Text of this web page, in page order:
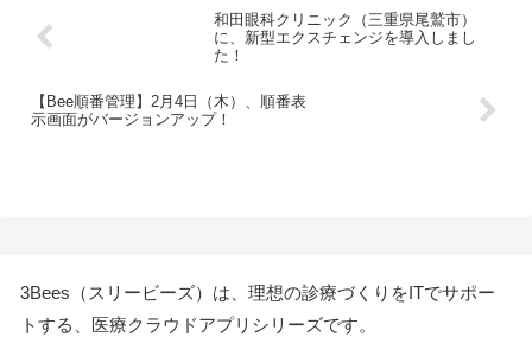
和田眼科クリニック（三重県尾鷲市）
に、新型エクスチェンジを導入しまし
た！
【Bee順番管理】2月4日（木）、順番表
示画面がバージョンアップ！
3Bees（スリービーズ）は、理想の診療づくりをITでサポー
トする、医療クラウドアプリシリーズです。